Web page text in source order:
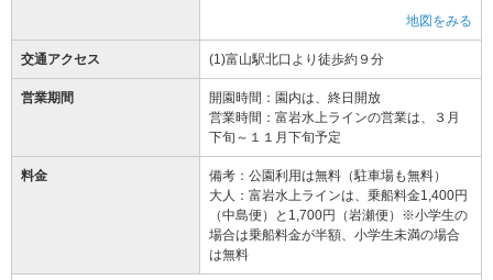
地図をみる
交通アクセス (1)富山駅北口より徒歩約９分
営業期間
開園時間：園内は、終日開放
営業時間：富岩水上ラインの営業は、３月
下旬～１１月下旬予定
料金
備考：公園利用は無料（駐車場も無料）
大人：富岩水上ラインは、乗船料金1,400円
（中島便）と1,700円（岩瀬便）※小学生の
場合は乗船料金が半額、小学生未満の場合
は無料